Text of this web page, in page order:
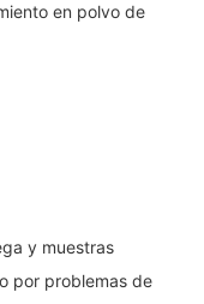
en polvo de
y muestras
por problemas de